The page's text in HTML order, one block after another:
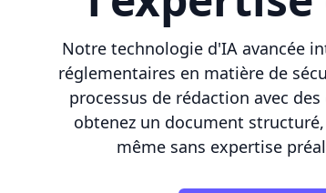
Notre technologie d'IA avancée
réglementaires en matière de
processus de rédaction avec
obtenez un document
même sans expertise